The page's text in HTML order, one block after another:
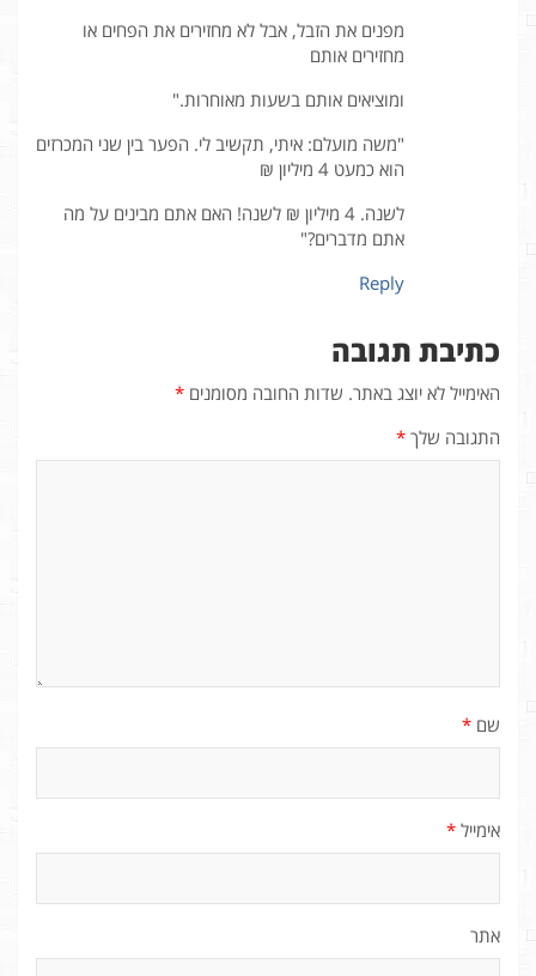
מפנים את הזבל, אבל לא מחזירים את הפחים או
מחזירים אותם
ומוציאים אותם בשעות מאוחרות."
"משה מועלם: איתי, תקשיב לי. הפער בין שני המכרזים
הוא כמעט 4 מיליון ₪
לשנה. 4 מיליון ₪ לשנה! האם אתם מבינים על מה
אתם מדברים?"
Reply
כתיבת תגובה
האימייל לא יוצג באתר. שדות החובה מסומנים *
התגובה שלך *
שם *
אימייל *
אתר